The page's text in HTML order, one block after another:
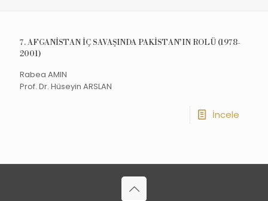
7. AFGANİSTAN İÇ SAVAŞINDA PAKİSTAN’IN ROLÜ (1978-
2001)
Rabea AMIN
Prof. Dr. Hüseyin ARSLAN
İncele